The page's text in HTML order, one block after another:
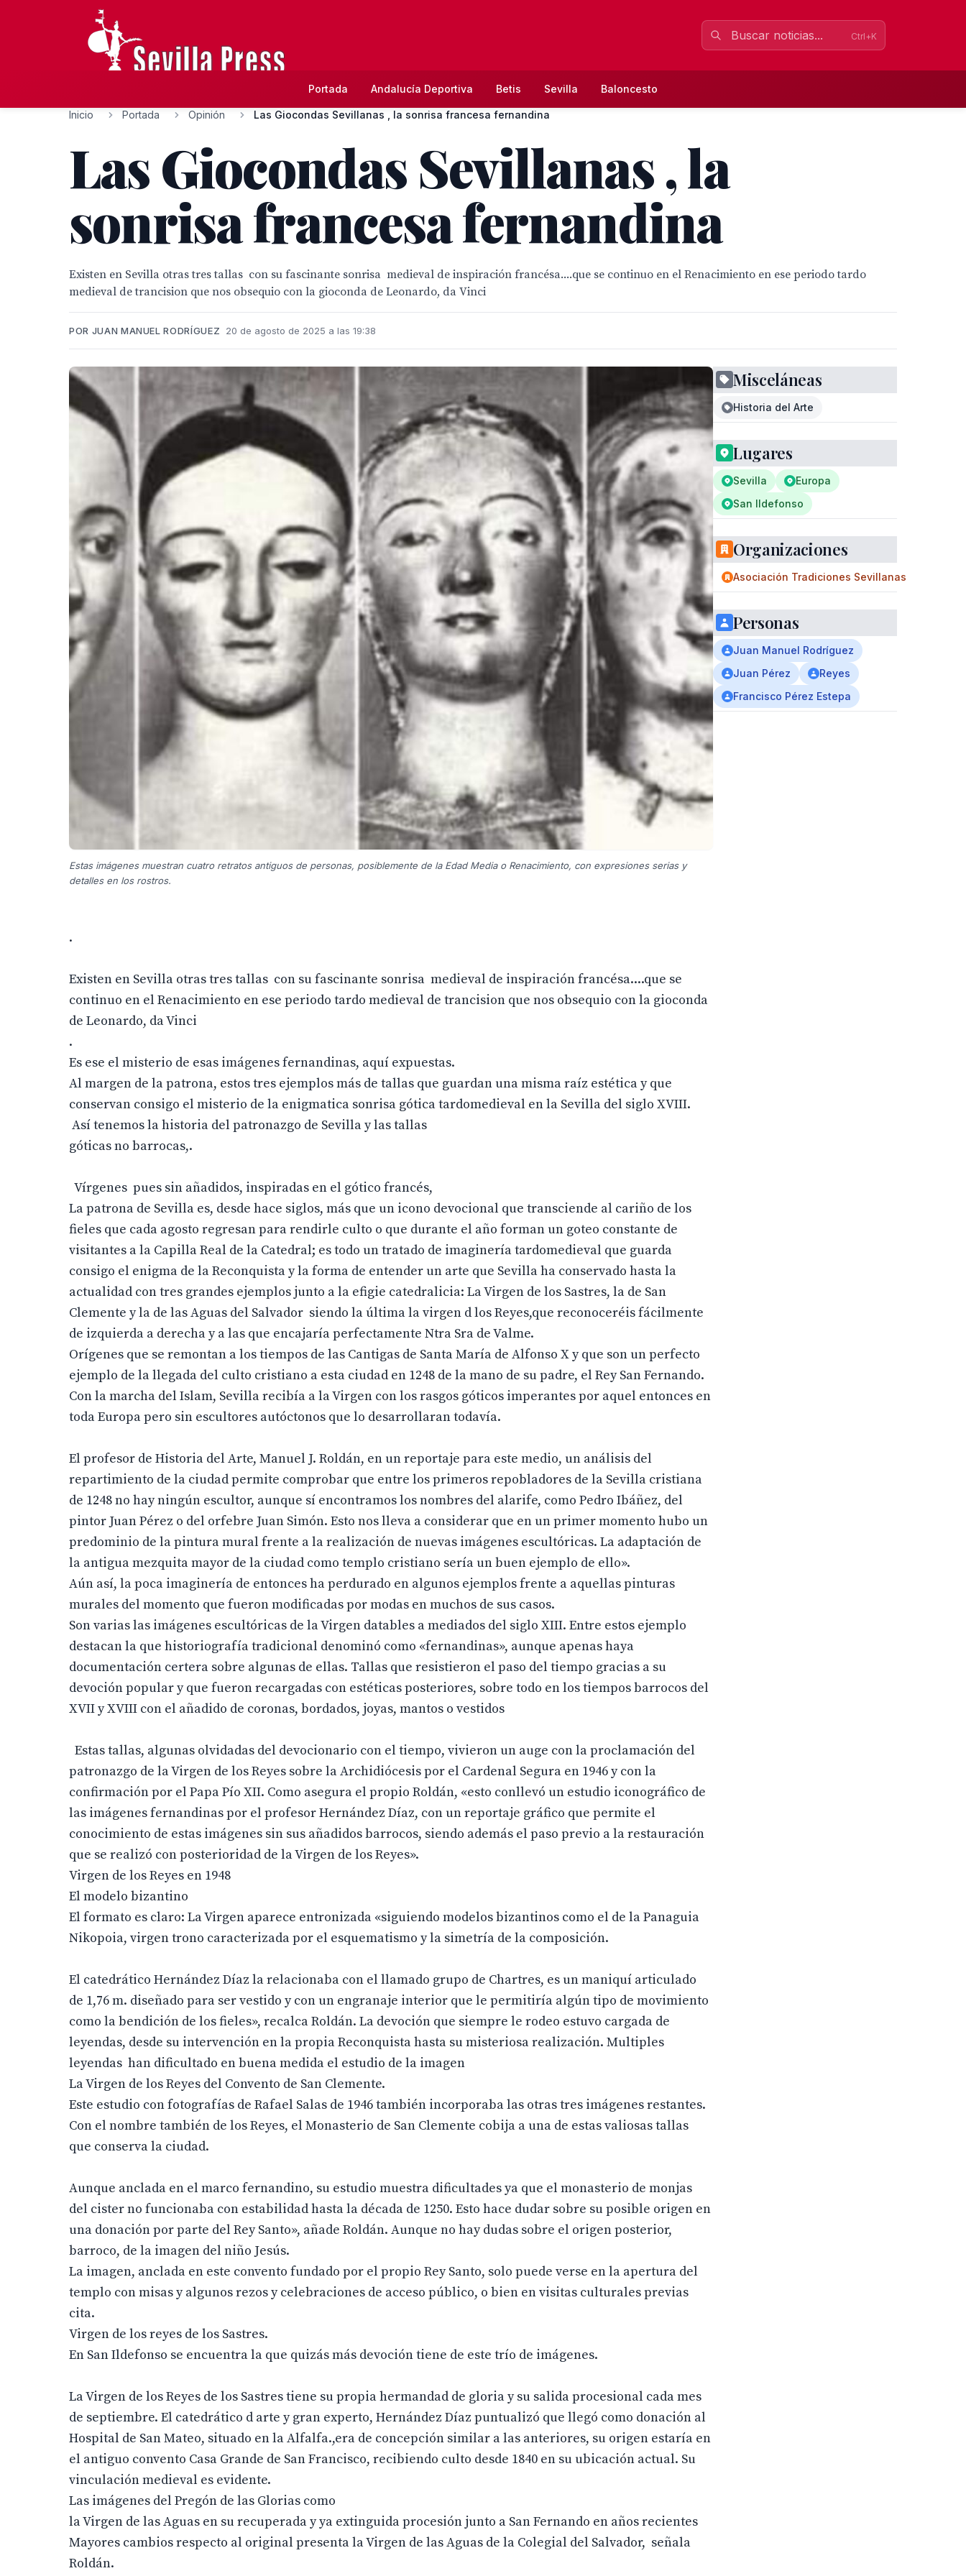
Ctrl+K
Portada Andalucía Deportiva Betis Sevilla Baloncesto
Inicio Portada Opinión Las Giocondas Sevillanas , la sonrisa francesa fernandina
Las Giocondas Sevillanas , la
sonrisa francesa fernandina
Existen en Sevilla otras tres tallas con su fascinante sonrisa medieval de inspiración francésa....que se continuo en el Renacimiento en ese periodo tardo
medieval de trancision que nos obsequio con la gioconda de Leonardo, da Vinci
POR JUAN MANUEL RODRÍGUEZ 20 de agosto de 2025 a las 19:38
Estas imágenes muestran cuatro retratos antiguos de personas, posiblemente de la Edad Media o Renacimiento, con expresiones serias y
detalles en los rostros.
.
Existen en Sevilla otras tres tallas con su fascinante sonrisa medieval de inspiración francésa....que se
continuo en el Renacimiento en ese periodo tardo medieval de trancision que nos obsequio con la gioconda
de Leonardo, da Vinci
.
Es ese el misterio de esas imágenes fernandinas, aquí expuestas.
Al margen de la patrona, estos tres ejemplos más de tallas que guardan una misma raíz estética y que
conservan consigo el misterio de la enigmatica sonrisa gótica tardomedieval en la Sevilla del siglo XVIII.
Así tenemos la historia del patronazgo de Sevilla y las tallas
góticas no barrocas,.
Vírgenes pues sin añadidos, inspiradas en el gótico francés,
La patrona de Sevilla es, desde hace siglos, más que un icono devocional que transciende al cariño de los
fieles que cada agosto regresan para rendirle culto o que durante el año forman un goteo constante de
visitantes a la Capilla Real de la Catedral; es todo un tratado de imaginería tardomedieval que guarda
consigo el enigma de la Reconquista y la forma de entender un arte que Sevilla ha conservado hasta la
actualidad con tres grandes ejemplos junto a la efigie catedralicia: La Virgen de los Sastres, la de San
Clemente y la de las Aguas del Salvador siendo la última la virgen d los Reyes,que reconoceréis fácilmente
de izquierda a derecha y a las que encajaría perfectamente Ntra Sra de Valme.
Orígenes que se remontan a los tiempos de las Cantigas de Santa María de Alfonso X y que son un perfecto
ejemplo de la llegada del culto cristiano a esta ciudad en 1248 de la mano de su padre, el Rey San Fernando.
Con la marcha del Islam, Sevilla recibía a la Virgen con los rasgos góticos imperantes por aquel entonces en
toda Europa pero sin escultores autóctonos que lo desarrollaran todavía.
El profesor de Historia del Arte, Manuel J. Roldán, en un reportaje para este medio, un análisis del
repartimiento de la ciudad permite comprobar que entre los primeros repobladores de la Sevilla cristiana
de 1248 no hay ningún escultor, aunque sí encontramos los nombres del alarife, como Pedro Ibáñez, del
pintor Juan Pérez o del orfebre Juan Simón. Esto nos lleva a considerar que en un primer momento hubo un
predominio de la pintura mural frente a la realización de nuevas imágenes escultóricas. La adaptación de
la antigua mezquita mayor de la ciudad como templo cristiano sería un buen ejemplo de ello».
Aún así, la poca imaginería de entonces ha perdurado en algunos ejemplos frente a aquellas pinturas
murales del momento que fueron modificadas por modas en muchos de sus casos.
Son varias las imágenes escultóricas de la Virgen datables a mediados del siglo XIII. Entre estos ejemplo
destacan la que historiografía tradicional denominó como «fernandinas», aunque apenas haya
documentación certera sobre algunas de ellas. Tallas que resistieron el paso del tiempo gracias a su
devoción popular y que fueron recargadas con estéticas posteriores, sobre todo en los tiempos barrocos del
XVII y XVIII con el añadido de coronas, bordados, joyas, mantos o vestidos
Estas tallas, algunas olvidadas del devocionario con el tiempo, vivieron un auge con la proclamación del
patronazgo de la Virgen de los Reyes sobre la Archidiócesis por el Cardenal Segura en 1946 y con la
confirmación por el Papa Pío XII. Como asegura el propio Roldán, «esto conllevó un estudio iconográfico de
las imágenes fernandinas por el profesor Hernández Díaz, con un reportaje gráfico que permite el
conocimiento de estas imágenes sin sus añadidos barrocos, siendo además el paso previo a la restauración
que se realizó con posterioridad de la Virgen de los Reyes».
Virgen de los Reyes en 1948
El modelo bizantino
El formato es claro: La Virgen aparece entronizada «siguiendo modelos bizantinos como el de la Panaguia
Nikopoia, virgen trono caracterizada por el esquematismo y la simetría de la composición.
El catedrático Hernández Díaz la relacionaba con el llamado grupo de Chartres, es un maniquí articulado
de 1,76 m. diseñado para ser vestido y con un engranaje interior que le permitiría algún tipo de movimiento
como la bendición de los fieles», recalca Roldán. La devoción que siempre le rodeo estuvo cargada de
leyendas, desde su intervención en la propia Reconquista hasta su misteriosa realización. Multiples
leyendas han dificultado en buena medida el estudio de la imagen
La Virgen de los Reyes del Convento de San Clemente.
Este estudio con fotografías de Rafael Salas de 1946 también incorporaba las otras tres imágenes restantes.
Con el nombre también de los Reyes, el Monasterio de San Clemente cobija a una de estas valiosas tallas
que conserva la ciudad.
Aunque anclada en el marco fernandino, su estudio muestra dificultades ya que el monasterio de monjas
del cister no funcionaba con estabilidad hasta la década de 1250. Esto hace dudar sobre su posible origen en
una donación por parte del Rey Santo», añade Roldán. Aunque no hay dudas sobre el origen posterior,
barroco, de la imagen del niño Jesús.
La imagen, anclada en este convento fundado por el propio Rey Santo, solo puede verse en la apertura del
templo con misas y algunos rezos y celebraciones de acceso público, o bien en visitas culturales previas
cita.
Virgen de los reyes de los Sastres.
En San Ildefonso se encuentra la que quizás más devoción tiene de este trío de imágenes.
La Virgen de los Reyes de los Sastres tiene su propia hermandad de gloria y su salida procesional cada mes
de septiembre. El catedrático d arte y gran experto, Hernández Díaz puntualizó que llegó como donación al
Hospital de San Mateo, situado en la Alfalfa.,era de concepción similar a las anteriores, su origen estaría en
el antiguo convento Casa Grande de San Francisco, recibiendo culto desde 1840 en su ubicación actual. Su
vinculación medieval es evidente.
Las imágenes del Pregón de las Glorias como
la Virgen de las Aguas en su recuperada y ya extinguida procesión junto a San Fernando en años recientes
Mayores cambios respecto al original presenta la Virgen de las Aguas de la Colegial del Salvador, señala
Roldán.
Misceláneas
Historia del Arte
Lugares
Sevilla
Europa
San Ildefonso
Organizaciones
Asociación Tradiciones Sevillanas
Personas
Juan Manuel Rodríguez
Juan Pérez
Reyes
Francisco Pérez Estepa